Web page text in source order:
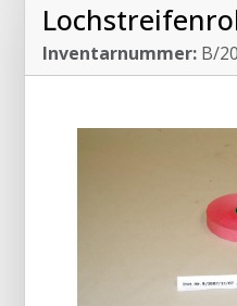
Inventarnummer: B/